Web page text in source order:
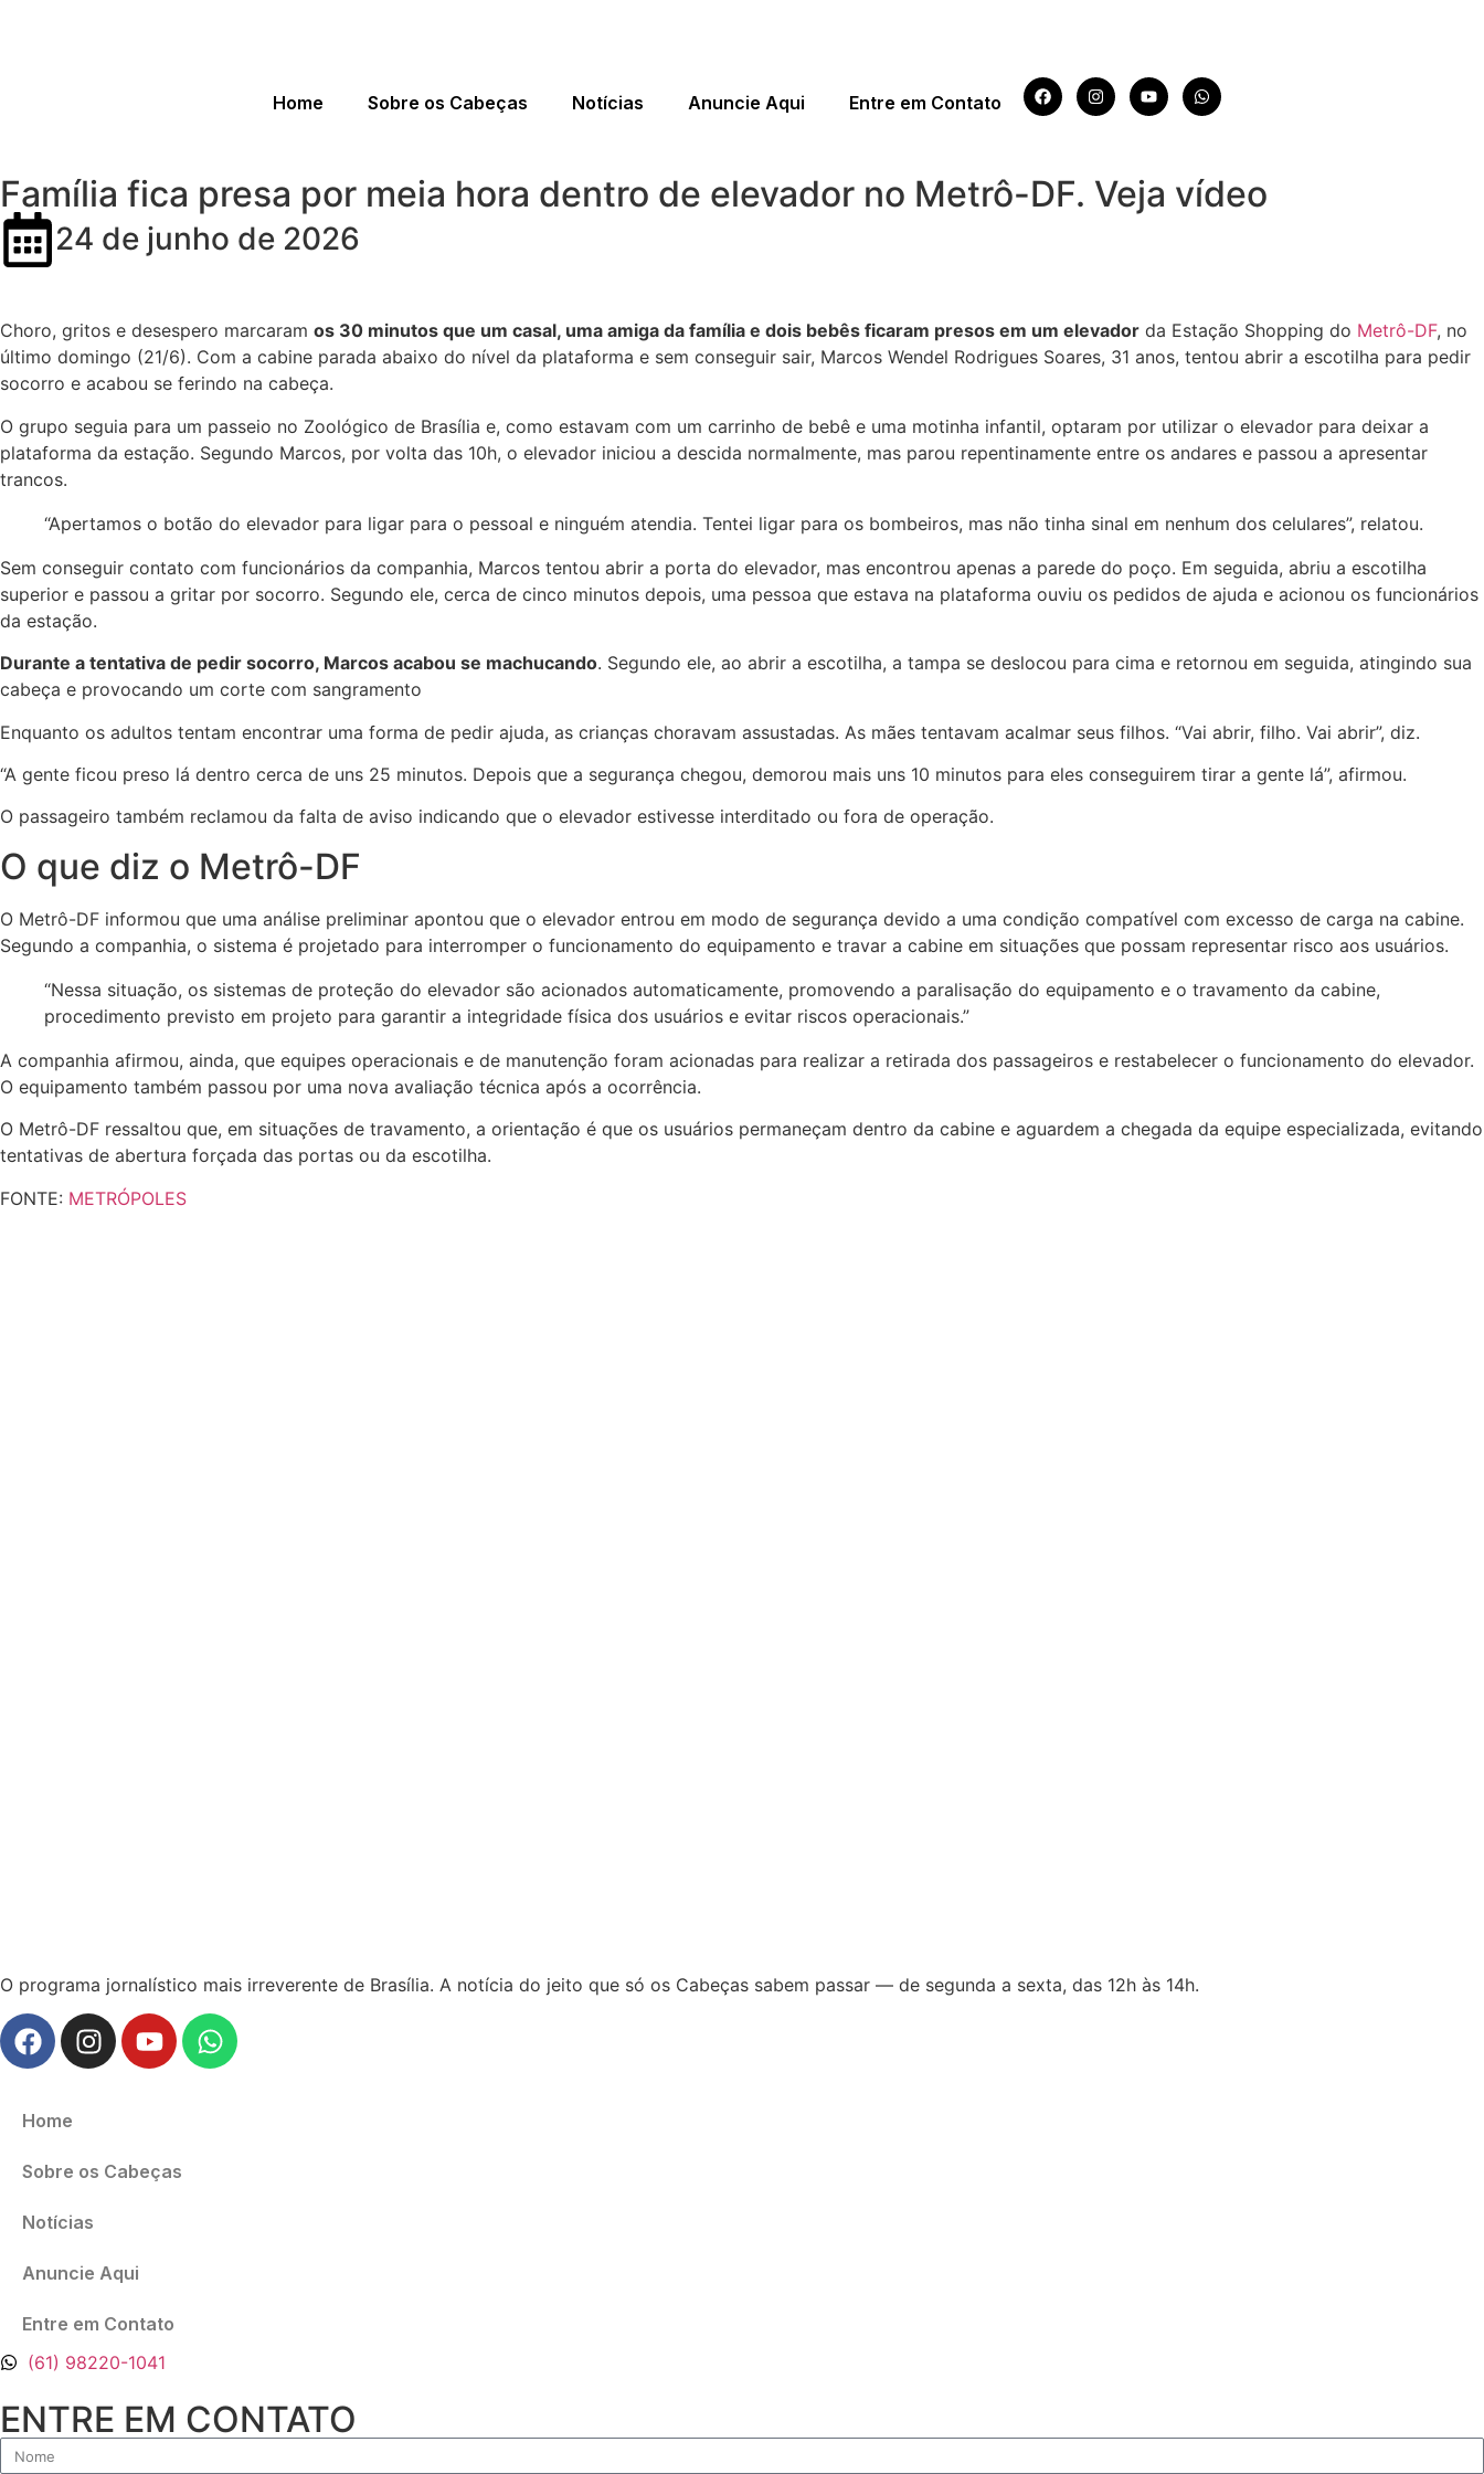
Home Sobre os Cabeças Notícias Anuncie Aqui Entre em Contato
Família fica presa por meia hora dentro de elevador no Metrô-DF. Veja vídeo
24 de junho de 2026
Choro, gritos e desespero marcaram os 30 minutos que um casal, uma amiga da família e dois bebês ficaram presos em um elevador da Estação Shopping do Metrô-DF, no
último domingo (21/6). Com a cabine parada abaixo do nível da plataforma e sem conseguir sair, Marcos Wendel Rodrigues Soares, 31 anos, tentou abrir a escotilha para pedir
socorro e acabou se ferindo na cabeça.
O grupo seguia para um passeio no Zoológico de Brasília e, como estavam com um carrinho de bebê e uma motinha infantil, optaram por utilizar o elevador para deixar a
plataforma da estação. Segundo Marcos, por volta das 10h, o elevador iniciou a descida normalmente, mas parou repentinamente entre os andares e passou a apresentar
trancos.
“Apertamos o botão do elevador para ligar para o pessoal e ninguém atendia. Tentei ligar para os bombeiros, mas não tinha sinal em nenhum dos celulares”, relatou.
Sem conseguir contato com funcionários da companhia, Marcos tentou abrir a porta do elevador, mas encontrou apenas a parede do poço. Em seguida, abriu a escotilha
superior e passou a gritar por socorro. Segundo ele, cerca de cinco minutos depois, uma pessoa que estava na plataforma ouviu os pedidos de ajuda e acionou os funcionários
da estação.
Durante a tentativa de pedir socorro, Marcos acabou se machucando. Segundo ele, ao abrir a escotilha, a tampa se deslocou para cima e retornou em seguida, atingindo sua
cabeça e provocando um corte com sangramento
Enquanto os adultos tentam encontrar uma forma de pedir ajuda, as crianças choravam assustadas. As mães tentavam acalmar seus filhos. “Vai abrir, filho. Vai abrir”, diz.
“A gente ficou preso lá dentro cerca de uns 25 minutos. Depois que a segurança chegou, demorou mais uns 10 minutos para eles conseguirem tirar a gente lá”, afirmou.
O passageiro também reclamou da falta de aviso indicando que o elevador estivesse interditado ou fora de operação.
O que diz o Metrô-DF
O Metrô-DF informou que uma análise preliminar apontou que o elevador entrou em modo de segurança devido a uma condição compatível com excesso de carga na cabine.
Segundo a companhia, o sistema é projetado para interromper o funcionamento do equipamento e travar a cabine em situações que possam representar risco aos usuários.
“Nessa situação, os sistemas de proteção do elevador são acionados automaticamente, promovendo a paralisação do equipamento e o travamento da cabine,
procedimento previsto em projeto para garantir a integridade física dos usuários e evitar riscos operacionais.”
A companhia afirmou, ainda, que equipes operacionais e de manutenção foram acionadas para realizar a retirada dos passageiros e restabelecer o funcionamento do elevador.
O equipamento também passou por uma nova avaliação técnica após a ocorrência.
O Metrô-DF ressaltou que, em situações de travamento, a orientação é que os usuários permaneçam dentro da cabine e aguardem a chegada da equipe especializada, evitando
tentativas de abertura forçada das portas ou da escotilha.
FONTE: METRÓPOLES
O programa jornalístico mais irreverente de Brasília. A notícia do jeito que só os Cabeças sabem passar — de segunda a sexta, das 12h às 14h.
Home
Sobre os Cabeças
Notícias
Anuncie Aqui
Entre em Contato
(61) 98220-1041
ENTRE EM CONTATO